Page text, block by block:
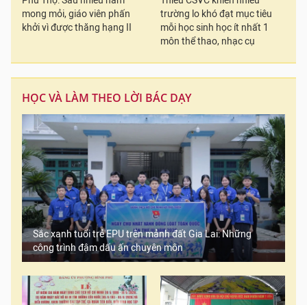
mong mỏi, giáo viên phấn
khởi vì được thăng hạng II
trường lo khó đạt mục tiêu
mỗi học sinh học ít nhất 1
môn thể thao, nhạc cụ
HỌC VÀ LÀM THEO LỜI BÁC DẠY
Sắc xanh tuổi trẻ EPU trên mảnh đất Gia Lai: Những
công trình đậm dấu ấn chuyên môn